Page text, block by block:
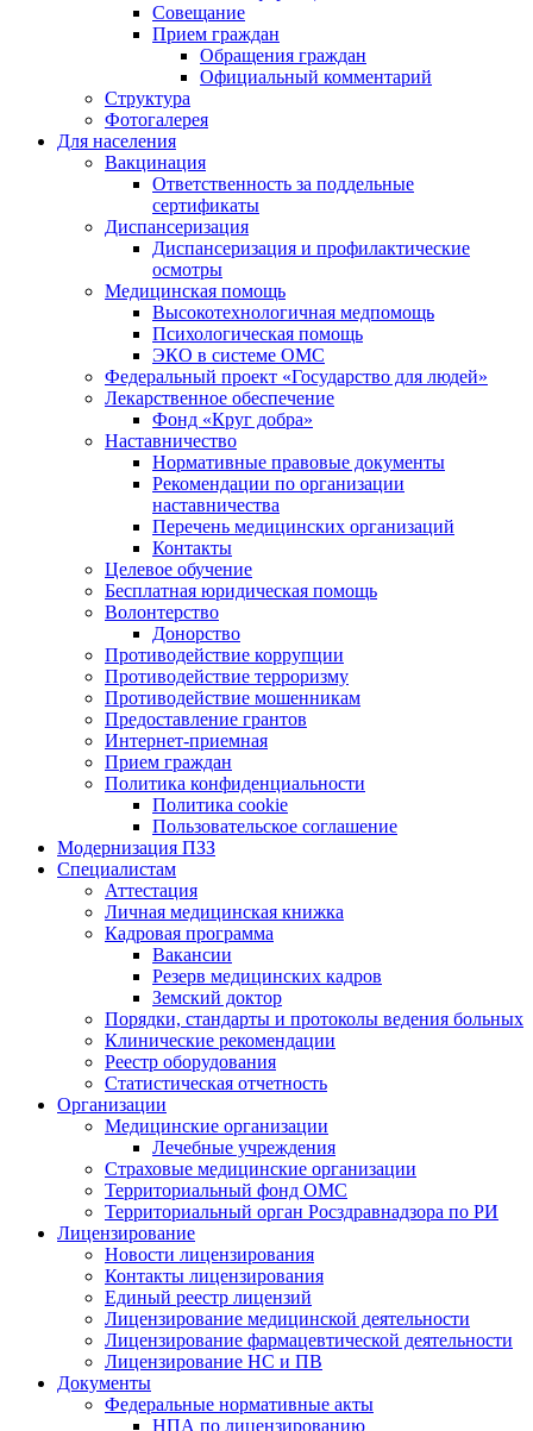
Совещание
Прием граждан
Обращения граждан
Официальный комментарий
Структура
Фотогалерея
Для населения
Вакцинация
Ответственность за поддельные
сертификаты
Диспансеризация
Диспансеризация и профилактические
осмотры
Медицинская помощь
Высокотехнологичная медпомощь
Психологическая помощь
ЭКО в системе ОМС
Федеральный проект «Государство для людей»
Лекарственное обеспечение
Фонд «Круг добра»
Наставничество
Нормативные правовые документы
Рекомендации по организации
наставничества
Перечень медицинских организаций
Контакты
Целевое обучение
Бесплатная юридическая помощь
Волонтерство
Донорство
Противодействие коррупции
Противодействие терроризму
Противодействие мошенникам
Предоставление грантов
Интернет-приемная
Прием граждан
Политика конфиденциальности
Политика cookie
Пользовательское соглашение
Модернизация ПЗЗ
Специалистам
Аттестация
Личная медицинская книжка
Кадровая программа
Вакансии
Резерв медицинских кадров
Земский доктор
Порядки, стандарты и протоколы ведения больных
Клинические рекомендации
Реестр оборудования
Статистическая отчетность
Организации
Медицинские организации
Лечебные учреждения
Страховые медицинские организации
Территориальный фонд ОМС
Территориальный орган Росздравнадзора по РИ
Лицензирование
Новости лицензирования
Контакты лицензирования
Единый реестр лицензий
Лицензирование медицинской деятельности
Лицензирование фармацевтической деятельности
Лицензирование НС и ПВ
Документы
Федеральные нормативные акты
НПА по лицензированию